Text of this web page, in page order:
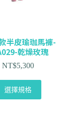
半皮瑜珈馬褲-
乾燥玫瑰
NT$5,300
選擇規格